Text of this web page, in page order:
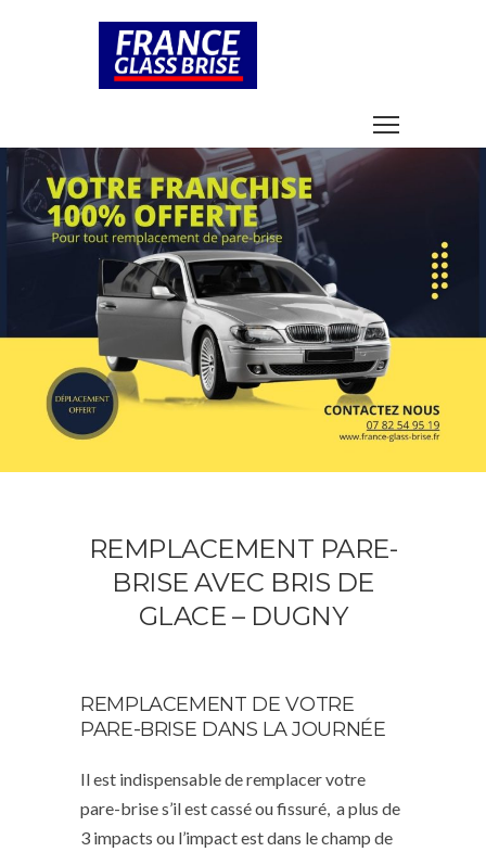
REMPLACEMENT PARE-
BRISE AVEC BRIS DE
GLACE – DUGNY
REMPLACEMENT DE VOTRE
PARE-BRISE DANS LA JOURNÉE
Il est indispensable de remplacer votre
pare-brise s’il est cassé ou fissuré, a plus de
3 impacts ou l’impact est dans le champ de